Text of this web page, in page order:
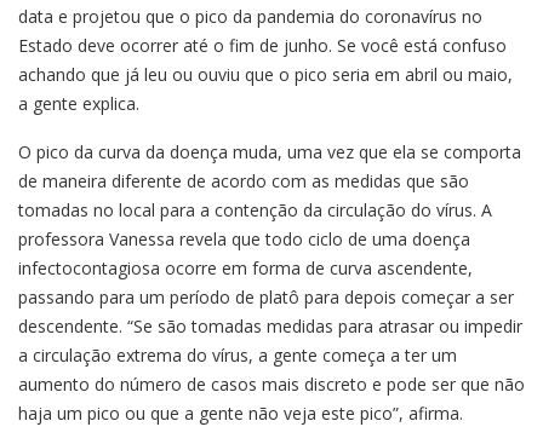
data e projetou que o pico da pandemia do coronavírus no
Estado deve ocorrer até o fim de junho. Se você está confuso
achando que já leu ou ouviu que o pico seria em abril ou maio,
a gente explica.
O pico da curva da doença muda, uma vez que ela se comporta
de maneira diferente de acordo com as medidas que são
tomadas no local para a contenção da circulação do vírus. A
professora Vanessa revela que todo ciclo de uma doença
infectocontagiosa ocorre em forma de curva ascendente,
passando para um período de platô para depois começar a ser
descendente. “Se são tomadas medidas para atrasar ou impedir
a circulação extrema do vírus, a gente começa a ter um
aumento do número de casos mais discreto e pode ser que não
haja um pico ou que a gente não veja este pico”, afirma.